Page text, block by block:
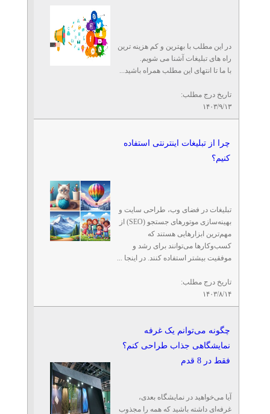
در این مطلب با بهترین و کم هزینه ترین
راه های تبلیغات آشنا می شویم.
با ما تا انتهای این مطلب همراه باشید...
تاریخ درج مطلب:
۱۴۰۳/۹/۱۳
چرا از تبلیغات اینترنتی استفاده
کنیم؟
تبلیغات در فضای وب، طراحی سایت و
بهینه‌سازی موتورهای جستجو (SEO) از
مهم‌ترین ابزارهایی هستند که
کسب‌وکارها می‌توانند برای رشد و
موفقیت بیشتر استفاده کنند. در اینجا ...
تاریخ درج مطلب:
۱۴۰۳/۸/۱۴
چگونه می‌توانم یک غرفه
نمایشگاهی جذاب طراحی کنم؟
فقط در 8 قدم
آیا می‌خواهید در نمایشگاه بعدی،
غرفه‌ای داشته باشید که همه را مجذوب